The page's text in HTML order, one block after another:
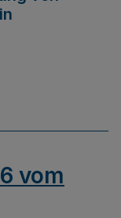
vom